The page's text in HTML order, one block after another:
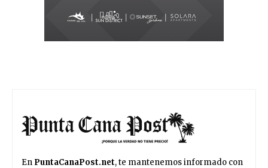
En PuntaCanaPost.net, te mantenemos informado con